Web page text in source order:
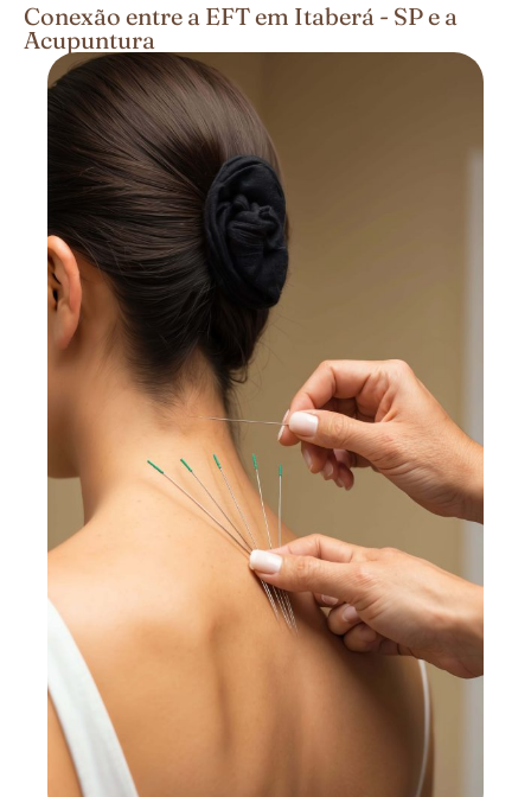
Conexão entre a EFT em Itaberá - SP e a
Acupuntura